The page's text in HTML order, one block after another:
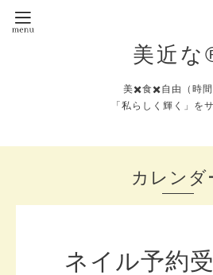
美近な
美✖️食✖️自由（時
「私らしく輝く」を
カレンダ
ネイル予約